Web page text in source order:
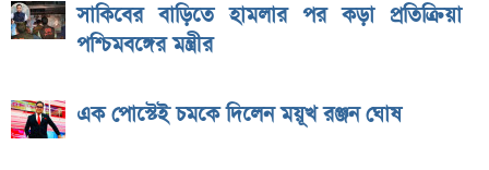
সাকিবের বাড়িতে হামলার পর কড়া প্রতিক্রিয়া
পশ্চিমবঙ্গের মন্ত্রীর
এক পোস্টেই চমকে দিলেন ময়ূখ রঞ্জন ঘোষ